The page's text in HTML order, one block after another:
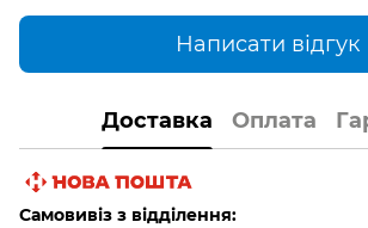
Написати відгук
Доставка Оплата
Самовивіз з відділення: